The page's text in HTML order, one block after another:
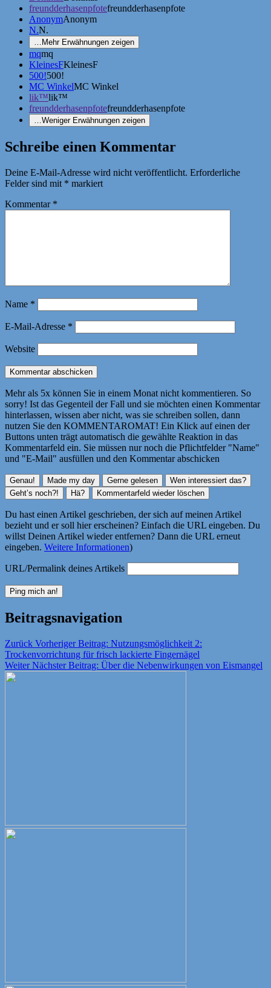
freundderhasenpfotefreundderhasenpfote
AnonymAnonym
N.N.
… Mehr Erwähnungen zeigen
mqmq
KleinesFKleinesF
500!500!
MC WinkelMC Winkel
lik™lik™
freundderhasenpfotefreundderhasenpfote
…Weniger Erwähnungen zeigen
Schreibe einen Kommentar
Deine E-Mail-Adresse wird nicht veröffentlicht. Erforderliche
Felder sind mit * markiert
Kommentar *
Name *
E-Mail-Adresse *
Website
Mehr als 5x können Sie in einem Monat nicht kommentieren. So
sorry! Ist das Gegenteil der Fall und sie möchten einen Kommentar
hinterlassen, wissen aber nicht, was sie schreiben sollen, dann
nutzen Sie den KOMMENTAROMAT! Ein Klick auf einen der
Buttons unten trägt automatisch die gewählte Reaktion in das
Kommentarfeld ein. Sie müssen nur noch die Pflichtfelder "Name"
und "E-Mail" ausfüllen und den Kommentar abschicken
Du hast einen Artikel geschrieben, der sich auf meinen Artikel
bezieht und er soll hier erscheinen? Einfach die URL eingeben. Du
willst Deinen Artikel wieder entfernen? Dann die URL erneut
eingeben. Weitere Informationen)
URL/Permalink deines Artikels
Beitragsnavigation
Zurück Vorheriger Beitrag: Nutzungsmöglichkeit 2:
Trockenvorrichtung für frisch lackierte Fingernägel
Weiter Nächster Beitrag: Über die Nebenwirkungen von Eismangel